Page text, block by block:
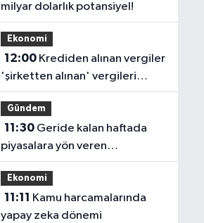
milyar dolarlık potansiyel!
Ekonomi
12:00Krediden alınan vergiler
'şirketten alınan' vergileri
geçti
Gündem
11:30Geride kalan haftada
piyasalara yön veren
gelişmeler!
Ekonomi
11:11
yapay zeka dönemi